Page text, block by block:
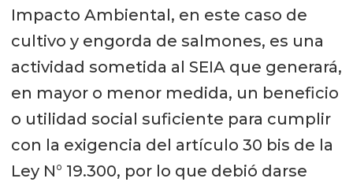
Impacto Ambiental, en este caso de
cultivo y engorda de salmones, es una
actividad sometida al SEIA que generará,
en mayor o menor medida, un beneficio
o utilidad social suficiente para cumplir
con la exigencia del artículo 30 bis de la
Ley N° 19.300, por lo que debió darse